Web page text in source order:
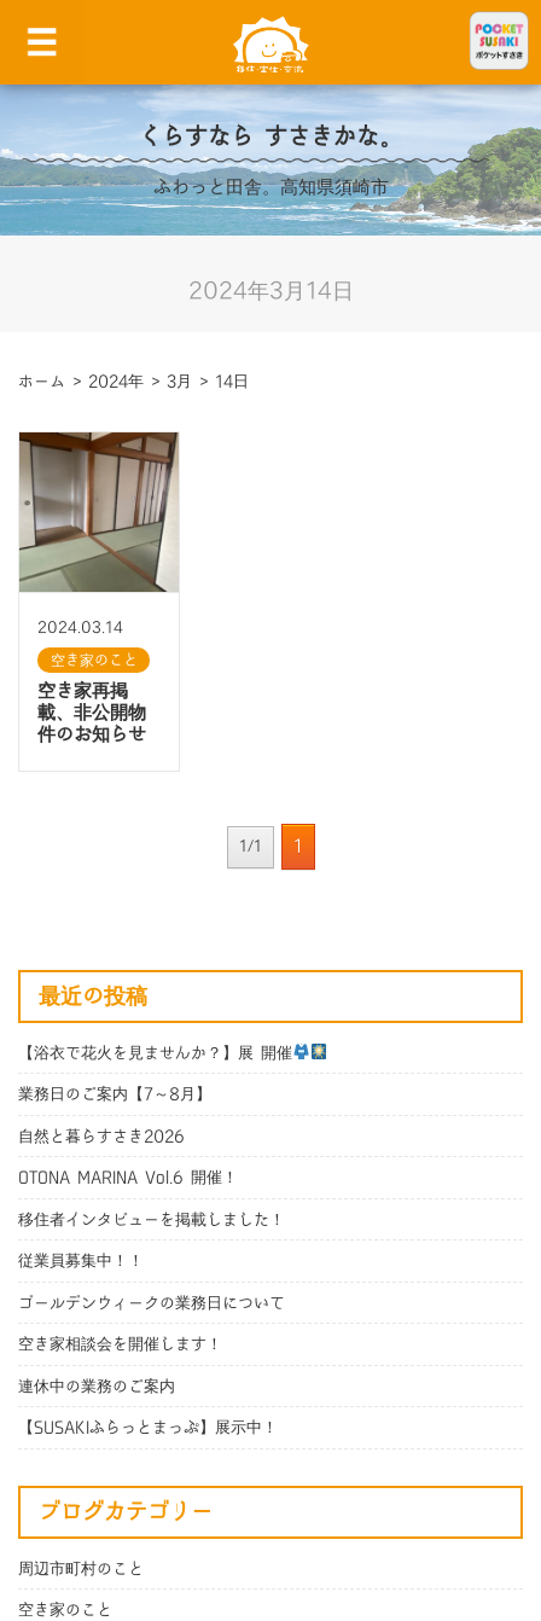
くらすなら すさきかな。
ふわっと田舎。高知県須崎市
2024年3月14日
ホーム > 2024年 > 3月 > 14日
2024.03.14
空き家のこと
空き家再掲
載、非公開物
件のお知らせ
1/1 1
最近の投稿
【浴衣で花火を見ませんか？】展 開催
業務日のご案内【7～8月】
自然と暮らすさき2026
OTONA MARINA Vol.6 開催！
移住者インタビューを掲載しました！
従業員募集中！！
ゴールデンウィークの業務日について
空き家相談会を開催します！
連休中の業務のご案内
【SUSAKIふらっとまっぷ】展示中！
ブログカテゴリー
周辺市町村のこと
空き家のこと